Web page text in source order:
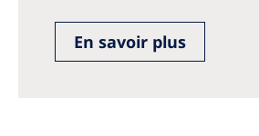
AustraliaEn savoir plus